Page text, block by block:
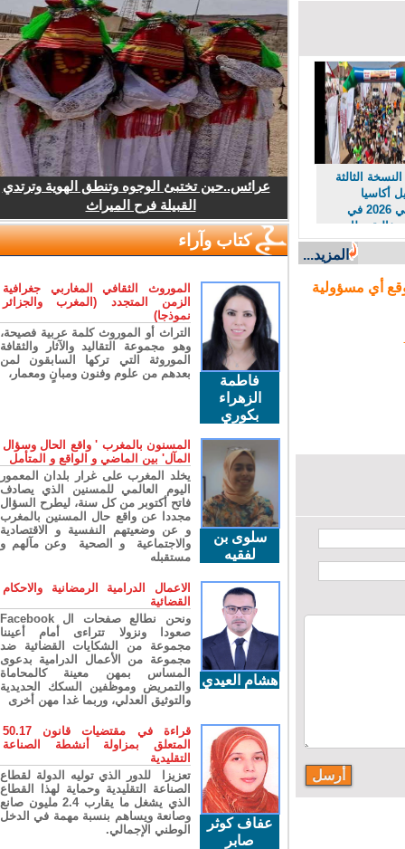
الثالثة
امسيصي 2026 في
بطابع
المزيد...
أي مسؤولية
عرائس..حين تختبئ الوجوه وتنطق الهوية وترتدي
القبيلة فرح الميراث
كتاب وآراء
فاطمة
الزهراء
بكوري
الموروث الثقافي المغاربي جغرافية
الزمن المتجدد (المغرب والجزائر
نموذجا)
التراث أو الموروث كلمة عربية فصيحة،
وهو مجموعة التقاليد والآثار والثقافة
الموروثة التي تركها السابقون لمن
بعدهم من علوم وفنون ومبانٍ ومعمار،
سلوى بن
لفقيه
المسنون بالمغرب ' واقع الحال وسؤال
المآل' بين الماضي و الواقع و المتأمل
يخلد المغرب على غرار بلدان المعمور
اليوم العالمي للمسنين الذي يصادف
فاتح أكتوبر من كل سنة، ليطرح السؤال
مجددا عن واقع حال المسنين بالمغرب
و عن وضعيتهم النفسية و الاقتصادية
والاجتماعية و الصحية وعن مآلهم و
مستقبله
هشام العيدي
الاعمال الدرامية الرمضانية والاحكام
القضائية
ونحن نطالع صفحات ال Facebook
صعودا ونزولا تتراءى أمام أعيننا
مجموعة من الشكايات القضائية ضد
مجموعة من الأعمال الدرامية بدعوى
المساس بمهن معينة كالمحاماة
والتمريض وموظفين السكك الحديدية
والتوثيق العدلي، وربما غدا مهن أخرى
عفاف كوثر
صابر
قراءة في مقتضيات قانون 50.17
المتعلق بمزاولة أنشطة الصناعة
التقليدية
تعزيزا للدور الذي توليه الدولة لقطاع
الصناعة التقليدية وحماية لهذا القطاع
الذي يشغل ما يقارب 2.4 مليون صانع
وصانعة ويساهم بنسبة مهمة في الدخل
الوطني الإجمالي.